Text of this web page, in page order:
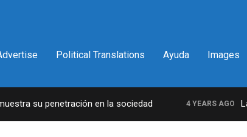
Political Translations Ayuda Images
su penetración en la sociedad 4 YEARS AGO La